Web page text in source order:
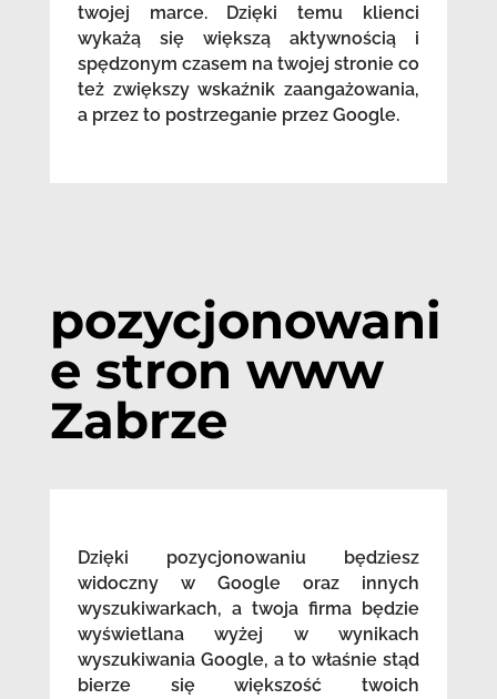
twojej marce. Dzięki temu klienci
wykażą się większą aktywnością i
spędzonym czasem na twojej stronie co
też zwiększy wskaźnik zaangażowania,
a przez to postrzeganie przez Google.
pozycjonowani
e stron www
Zabrze
Dzięki pozycjonowaniu będziesz
widoczny w Google oraz innych
wyszukiwarkach, a twoja firma będzie
wyświetlana wyżej w wynikach
wyszukiwania Google, a to właśnie stąd
bierze się większość twoich